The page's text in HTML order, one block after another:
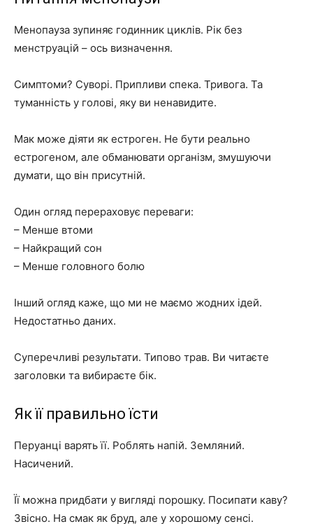
Менопауза зупиняє годинник циклів. Рік без
менструацій – ось визначення.
Симптоми? Суворі. Припливи спека. Тривога. Та
туманність у голові, яку ви ненавидите.
Мак може діяти як естроген. Не бути реально
естрогеном, але обманювати організм, змушуючи
думати, що він присутній.
Один огляд перераховує переваги:
– Менше втоми
– Найкращий сон
– Менше головного болю
Інший огляд каже, що ми не маємо жодних ідей.
Недостатньо даних.
Суперечливі результати. Типово трав. Ви читаєте
заголовки та вибираєте бік.
Як її правильно їсти
Перуанці варять її. Роблять напій. Земляний.
Насичений.
Її можна придбати у вигляді порошку. Посипати каву?
Звісно. На смак як бруд, але у хорошому сенсі.